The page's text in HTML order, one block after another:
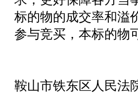
标的物的成交率和溢
参与竞买，本标的物
鞍山市铁东区人民法